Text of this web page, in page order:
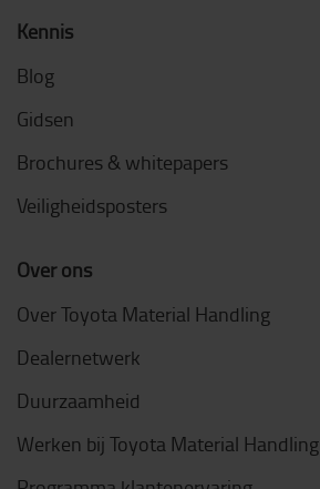
Kennis
Blog
Gidsen
Brochures & whitepapers
Veiligheidsposters
Over ons
Over Toyota Material Handling
Dealernetwerk
Duurzaamheid
Werken bij Toyota Material Handling